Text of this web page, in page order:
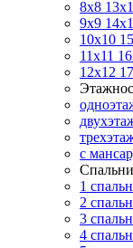
8х8
9х9
10х10
11x11
12х12
с
Спальни
1
2
3
4